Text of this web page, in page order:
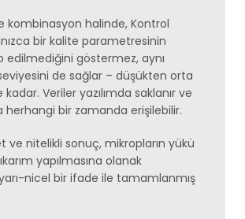
kombinasyon halinde, Kontrol
bir kalite parametresinin
edilmediğini göstermez, aynı
de sağlar – düşükten orta
Veriler yazılımda saklanır ve
herhangi bir zamanda erişilebilir.
ve nitelikli sonuç, mikropların yükü
yapılmasına olanak
nicel bir ifade ile tamamlanmış